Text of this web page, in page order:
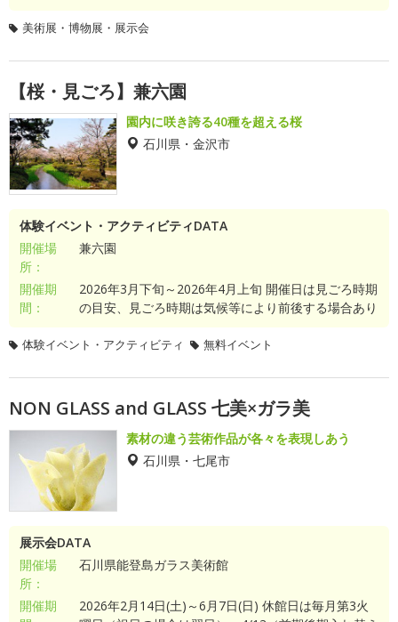
美術展・博物展・展示会
【桜・見ごろ】兼六園
園内に咲き誇る40種を超える桜
石川県・金沢市
体験イベント・アクティビティDATA
開催場
所：
兼六園
開催期
間：
2026年3月下旬～2026年4月上旬 開催日は見ごろ時期
の目安、見ごろ時期は気候等により前後する場合あり
体験イベント・アクティビティ 無料イベント
NON GLASS and GLASS 七美×ガラ美
素材の違う芸術作品が各々を表現しあう
石川県・七尾市
展示会DATA
開催場
所：
石川県能登島ガラス美術館
開催期
2026年2月14日(土)～6月7日(日) 休館日は毎月第3火